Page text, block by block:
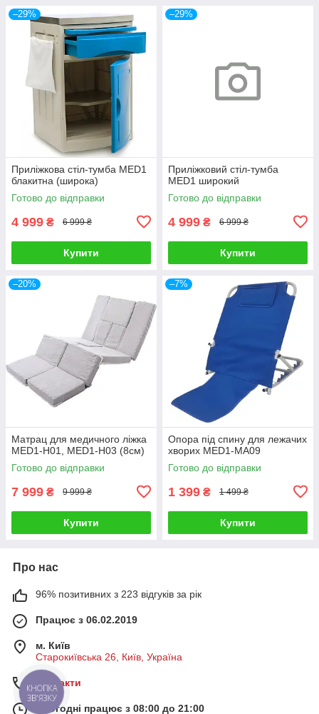
–29%
Приліжкова стіл-тумба MED1
блакитна (широка)
Готово до відправки
4 999 ₴ 6 999 ₴
Купити
–29%
Приліжковий стіл-тумба
MED1 широкий
Готово до відправки
4 999 ₴ 6 999 ₴
Купити
–20%
Матрац для медичного ліжка
MED1-Н01, MED1-Н03 (8см)
Готово до відправки
7 999 ₴ 9 999 ₴
Купити
–7%
Опора під спину для лежачих
хворих MED1-MA09
Готово до відправки
1 399 ₴ 1 499 ₴
Купити
Про нас
96% позитивних з 223 відгуків за рік
Працює з 06.02.2019
м. Київ
Старокиївська 26, Київ, Україна
Контакти
Сьогодні працює з 08:00 до 21:00
КНОПКА
ЗВ'ЯЗКУ